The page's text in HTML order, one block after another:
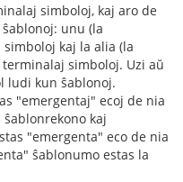
simboloj, kaj aro de
unu (la
kaj la alia (la
simboloj. Uzi aŭ
ludi kun ŝablonoj.
"emergentaj" ecoj de nia
kaj
"emergenta" eco de nia
ŝablonumo estas la